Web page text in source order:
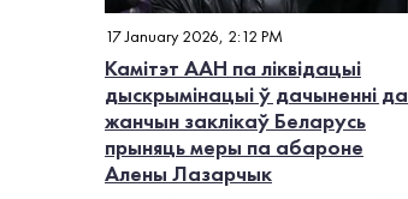
17 January 2026, 2:12 PM
Камітэт ААН па ліквідацыі
дыскрымінацыі ў дачыненні да
жанчын заклікаў Беларусь
прыняць меры па абароне
Алены Лазарчык